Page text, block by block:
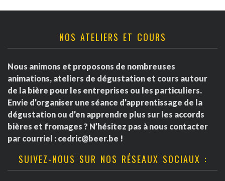
NOS ATELIERS ET COURS
Nous animons et proposons de nombreuses
animations, ateliers de dégustation et cours autour
de la bière pour les entreprises ou les particuliers.
Envie d’organiser une séance d’apprentissage de la
dégustation ou d’en apprendre plus sur les accords
bières et fromages ? N’hésitez pas à nous contacter
par courriel : cedric@beer.be !
SUIVEZ-NOUS SUR NOS RÉSEAUX SOCIAUX :